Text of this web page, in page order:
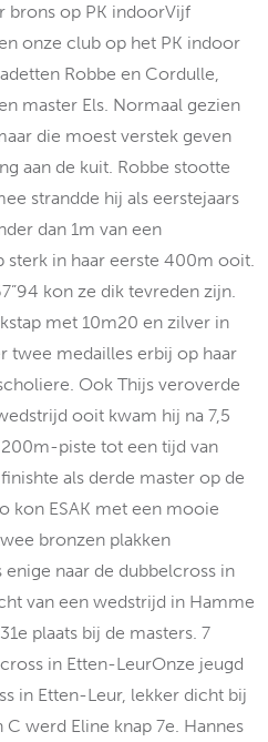
brons op PK indoorVijf
onze club op het PK indoor
Robbe en Cordulle,
master Els. Normaal gezien
die moest verstek geven
aan de kuit. Robbe stootte
strandde hij als eerstejaars
dan 1m van een
sterk in haar eerste 400m ooit.
kon ze dik tevreden zijn.
met 10m20 en zilver in
twee medailles erbij op haar
Ook Thijs veroverde
ooit kwam hij na 7,5
piste tot een tijd van
als derde master op de
kon ESAK met een mooie
bronzen plakken
enige naar de dubbelcross in
van een wedstrijd in Hamme
plaats bij de masters. 7
in Etten-LeurOnze jeugd
in Etten-Leur, lekker dicht bij
werd Eline knap 7e. Hannes